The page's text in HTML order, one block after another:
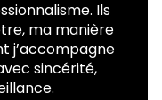
Ils
ma manière
j’accompagne
sincérité,